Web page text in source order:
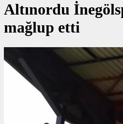
Altınordu
mağlup etti